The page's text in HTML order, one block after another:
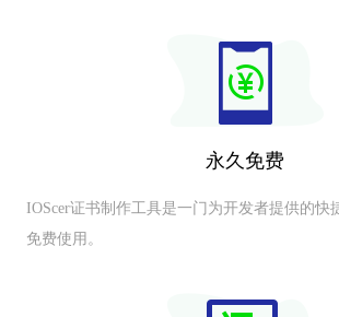
永久免费
IOScer证书制作工具是一门为开发者提供的快
免费使用。